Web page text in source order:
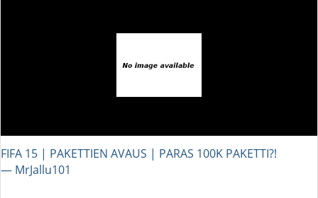
FIFA 15 | PAKETTIEN AVAUS | PARAS 100K PAKETTI?!
― MrJallu101